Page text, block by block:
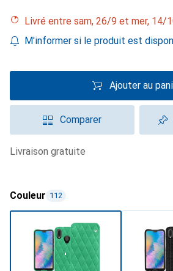
Livré entre sam, 26/9 et mer, 14/
M'informer si le produit est
Ajouter au
Comparer
livraison gratuite
Couleur 112